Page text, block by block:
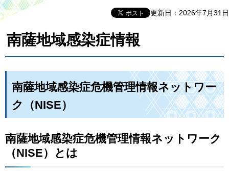
更新日：2026年7月31日
南薩地域感染症情報
南薩地域感染症危機管理情報ネットワー
ク（NISE）
南薩地域感染症危機管理情報ネットワーク
（NISE）とは